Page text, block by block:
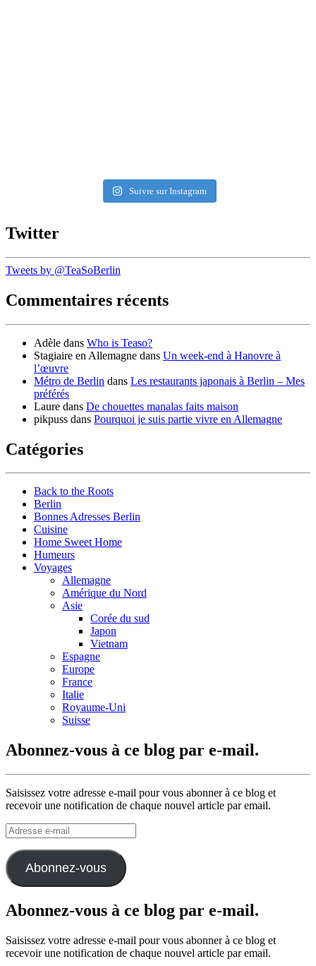
Suivre sur Instagram
Twitter
Tweets by @TeaSoBerlin
Commentaires récents
Adèle dans Who is Teaso?
Stagiaire en Allemagne dans Un week-end à Hanovre à
l’œuvre
Métro de Berlin dans Les restaurants japonais à Berlin – Mes
préférés
Laure dans De chouettes manalas faits maison
pikpuss dans Pourquoi je suis partie vivre en Allemagne
Catégories
Back to the Roots
Berlin
Bonnes Adresses Berlin
Cuisine
Home Sweet Home
Humeurs
Voyages
Allemagne
Amérique du Nord
Asie
Corée du sud
Japon
Vietnam
Espagne
Europe
France
Italie
Royaume-Uni
Suisse
Abonnez-vous à ce blog par e-mail.
Saisissez votre adresse e-mail pour vous abonner à ce blog et
recevoir une notification de chaque nouvel article par email.
Adresse
e-
mail
Abonnez-vous
Abonnez-vous à ce blog par e-mail.
Saisissez votre adresse e-mail pour vous abonner à ce blog et
recevoir une notification de chaque nouvel article par email.